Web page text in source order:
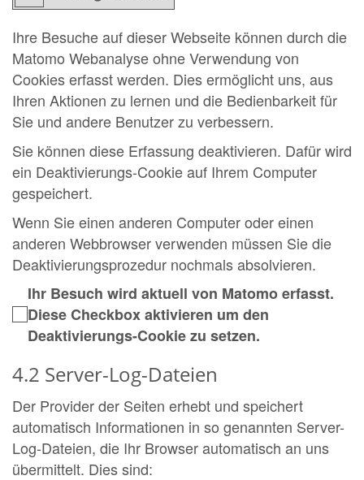
Ihre Besuche auf dieser Webseite können durch die
Matomo Webanalyse ohne Verwendung von
Cookies erfasst werden. Dies ermöglicht uns, aus
Ihren Aktionen zu lernen und die Bedienbarkeit für
Sie und andere Benutzer zu verbessern.
Sie können diese Erfassung deaktivieren. Dafür wird
ein Deaktivierungs-Cookie auf Ihrem Computer
gespeichert.
Wenn Sie einen anderen Computer oder einen
anderen Webbrowser verwenden müssen Sie die
Deaktivierungsprozedur nochmals absolvieren.
Ihr Besuch wird aktuell von Matomo erfasst.
Diese Checkbox aktivieren um den
Deaktivierungs-Cookie zu setzen.
4.2 Server-Log-Dateien
Der Provider der Seiten erhebt und speichert
automatisch Informationen in so genannten Server-
Log-Dateien, die Ihr Browser automatisch an uns
übermittelt. Dies sind: